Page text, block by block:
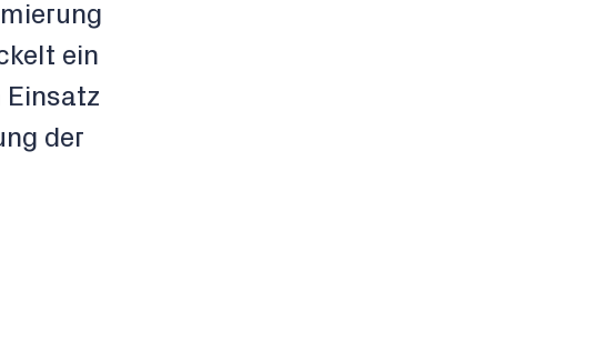
ein
Einsatz
der